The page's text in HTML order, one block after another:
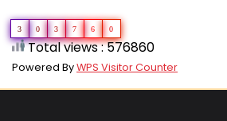
3 0 3 7 6 0
Total views : 576860
Powered ByWPS Visitor Counter